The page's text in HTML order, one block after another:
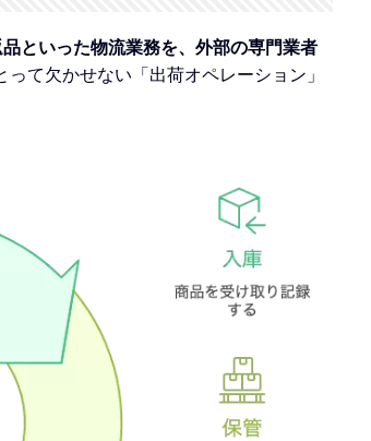
といった物流業務を、外部の専門業者
て欠かせない「出荷オペレーション」